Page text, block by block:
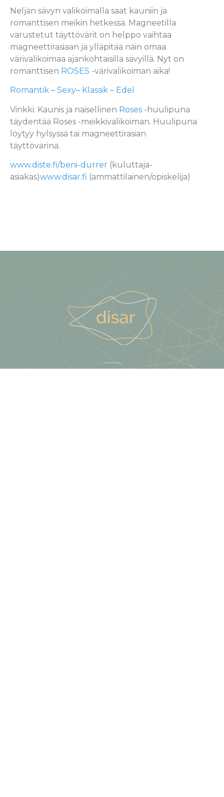
Neljän sävyn valikoimalla saat kauniin ja
romanttisen meikin hetkessä. Magneetilla
varustetut täyttövärit on helppo vaihtaa
magneettirasiaan ja ylläpitää näin omaa
värivalikoimaa ajankohtaisilla sävyillä. Nyt on
romanttisen ROSES -värivalikoiman aika!
Romantik – Sexy– Klassik – Edel
Vinkki: Kaunis ja naisellinen Roses -huulipuna
täydentää Roses -meikkivalikoiman. Huulipuna
löytyy hylsyssä tai magneettirasian
täyttövärinä.
www.diste.fi/beni-durrer (kuluttaja-
asiakas)www.disar.fi (ammattilainen/opiskelija)